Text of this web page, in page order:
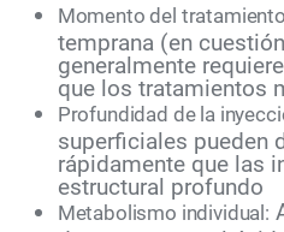
Momento del
temprana (en
generalmente
que los tratamientos
Profundidad de la
superficiales pueden
rápidamente que las
estructural profundo
Metabolismo individual: